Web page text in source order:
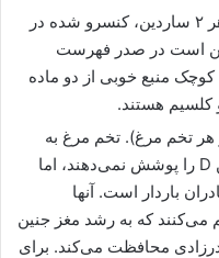
ساردین (۴۶ واحد بین‌المللی در هر ۲ ساردین، کنسرو شده در
است در صدر فهرست
منبع خوبی از دو ماده
در هر تخم مرغ). تخم مرغ به
تنهایی نیاز روزانه شما به ویتامین D را پوشش نمی‌دهند، اما
باردار است. آنها
می‌کنند که به رشد مغز جنین
محافظت می‌کند. برای